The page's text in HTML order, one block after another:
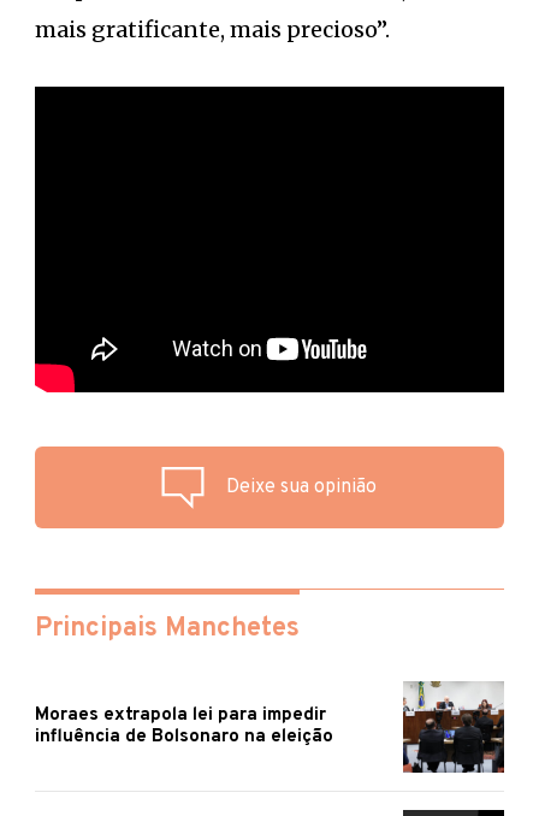
mais gratificante, mais precioso”.
Deixe sua opinião
Principais Manchetes
Moraes extrapola lei para impedir
influência de Bolsonaro na eleição